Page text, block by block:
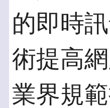
的即時
術提高
業界規